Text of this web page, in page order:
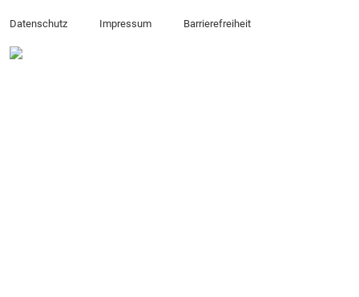
Datenschutz Impressum Barrierefreiheit